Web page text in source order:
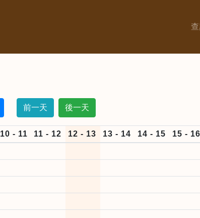
前一天 後一天
10 - 11 11 - 12 12 - 13 13 - 14 14 - 15 15 - 16